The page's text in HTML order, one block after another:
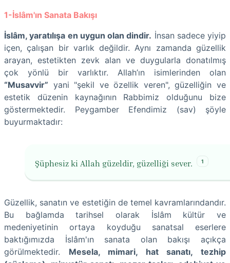
1-İslâm'ın Sanata Bakışı
İslâm, yaratılışa en uygun olan dindir. İnsan sadece yiyip
içen, çalışan bir varlık değildir. Aynı zamanda güzellik
arayan, estetikten zevk alan ve duygularla donatılmış
çok yönlü bir varlıktır. Allah’ın isimlerinden olan
“Musavvir” yani "şekil ve özellik veren", güzelliğin ve
estetik düzenin kaynağının Rabbimiz olduğunu bize
göstermektedir. Peygamber Efendimiz (sav) şöyle
buyurmaktadır:
Şüphesiz ki Allah güzeldir, güzelliği sever. 1
Güzellik, sanatın ve estetiğin de temel kavramlarındandır.
Bu bağlamda tarihsel olarak İslâm kültür ve
medeniyetinin ortaya koyduğu sanatsal eserlere
baktığımızda İslâm'ın sanata olan bakışı açıkça
görülmektedir. Mesela, mimari, hat sanatı, tezhip